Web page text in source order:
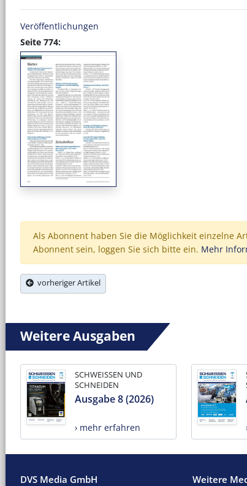
Veröffentlichungen
Seite 774:
Als Abonnent haben Sie die Möglichkeit einzelne
Abonnent sein, loggen Sie sich bitte ein. Mehr
vorheriger Artikel
Weitere Ausgaben
SCHWEISSEN UND
SCHNEIDEN
Ausgabe 8 (2026)
› mehr erfahren
DVS Media GmbH Weitere